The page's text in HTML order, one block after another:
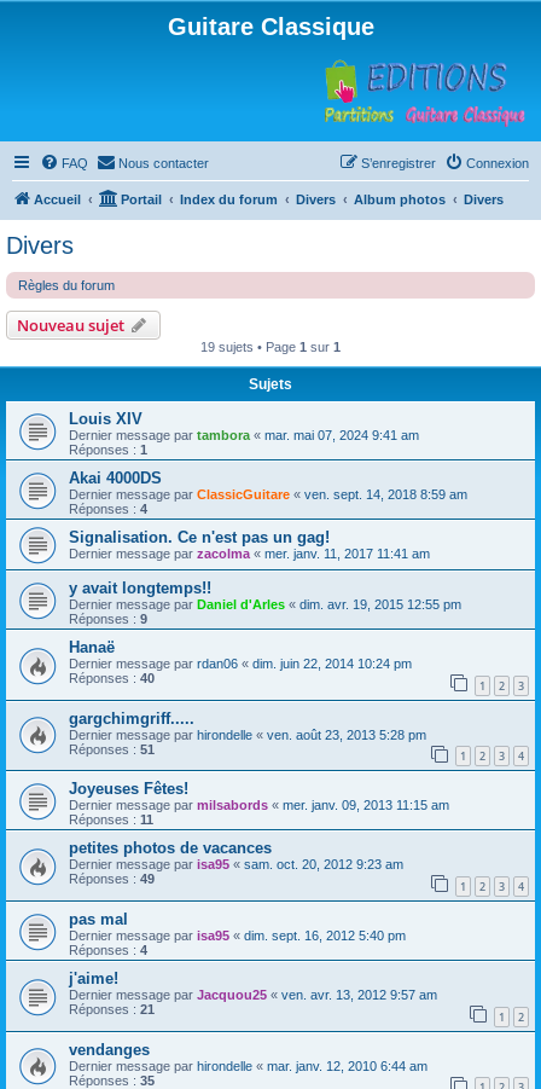
Guitare Classique
FAQ Nous contacter Connexion
S’enregistrer
Accueil Portail Index du forum Divers Album photos Divers
Divers
Règles du forum
Nouveau sujet
19 sujets • Page 1 sur 1
Sujets
Louis XIV
Dernier message par tambora « mar. mai 07, 2024 9:41 am
Réponses : 1
Akai 4000DS
Dernier message par ClassicGuitare « ven. sept. 14, 2018 8:59 am
Réponses : 4
Signalisation. Ce n'est pas un gag!
Dernier message par zacolma « mer. janv. 11, 2017 11:41 am
y avait longtemps!!
Dernier message par Daniel d'Arles « dim. avr. 19, 2015 12:55 pm
Réponses : 9
Hanaë
Dernier message par rdan06 « dim. juin 22, 2014 10:24 pm
Réponses : 40 1 2 3
gargchimgriff.....
Dernier message par hirondelle « ven. août 23, 2013 5:28 pm
Réponses : 51 1 2 3 4
Joyeuses Fêtes!
Dernier message par milsabords « mer. janv. 09, 2013 11:15 am
Réponses : 11
petites photos de vacances
Dernier message par isa95 « sam. oct. 20, 2012 9:23 am
Réponses : 49 1 2 3 4
pas mal
Dernier message par isa95 « dim. sept. 16, 2012 5:40 pm
Réponses : 4
j'aime!
Dernier message par Jacquou25 « ven. avr. 13, 2012 9:57 am
Réponses : 21 1 2
vendanges
Dernier message par hirondelle « mar. janv. 12, 2010 6:44 am
Réponses : 35